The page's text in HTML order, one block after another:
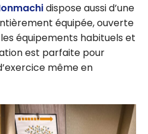
dispose aussi d’une
équipée, ouverte
équipements habituels et
est parfaite pour
même en